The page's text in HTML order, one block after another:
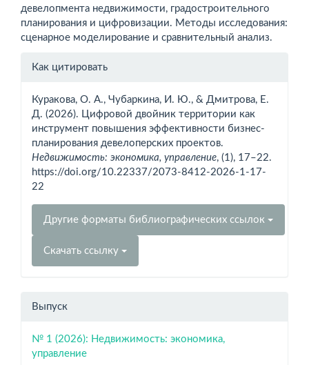
девелопмента недвижимости, градостроительного
планирования и цифровизации. Методы исследования:
сценарное моделирование и сравнительный анализ.
Информация
Как цитировать
Куракова, О. А., Чубаркина, И. Ю., & Дмитрова, Е.
Д. (2026). Цифровой двойник территории как
инструмент повышения эффективности бизнес-
планирования девелоперских проектов.
Недвижимость: экономика, управление, (1), 17–22.
https://doi.org/10.22337/2073-8412-2026-1-17-
22
Другие форматы библиографических ссылок
Скачать ссылку
Выпуск
№ 1 (2026): Недвижимость: экономика,
управление